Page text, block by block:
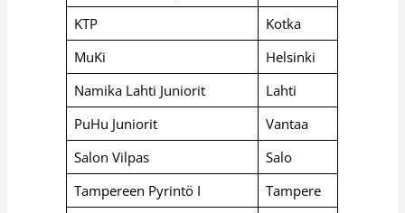
KTP
Kotka
MuKi
Helsinki
Namika Lahti Juniorit
Lahti
PuHu Juniorit
Vantaa
Salon Vilpas
Salo
Tampereen Pyrintö I
Tampere